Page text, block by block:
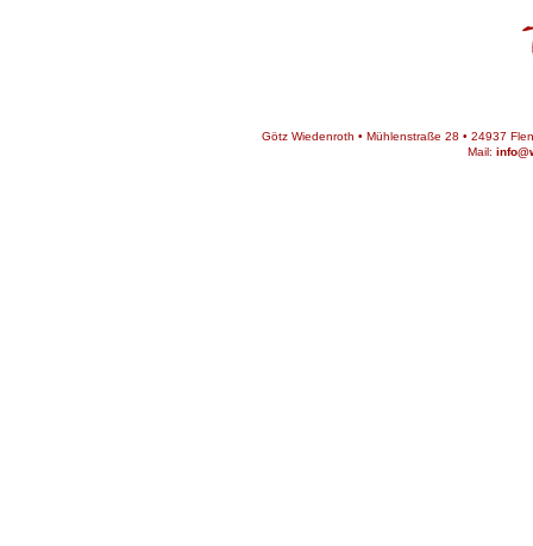
Götz Wiedenroth • Mühlenstraße 28 • 24937
Mail: